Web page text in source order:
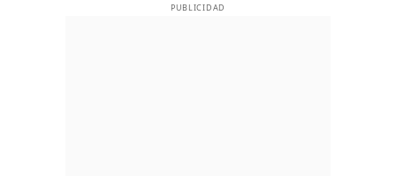
PUBLICIDAD